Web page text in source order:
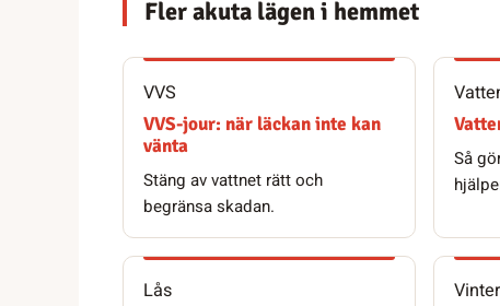
Fler akuta lägen i hemmet
VVS
VVS-jour: när läckan inte kan
vänta
Stäng av vattnet rätt och
begränsa skadan.
Så
Lås Vinter